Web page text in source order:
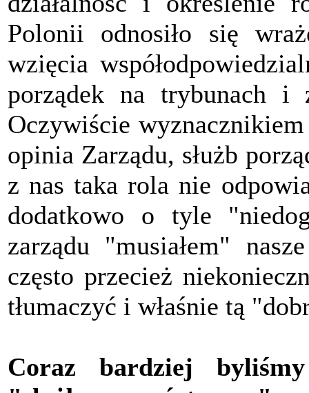
Polonii odnosiło się
wzięcia
porządek na trybunach i
Oczywiście
opinia Zarządu, służb
z nas taka rola nie
dodatkowo o tyle
zarządu "musiałem"
często przecież
tłumaczyć i właśnie tą
Coraz bardziej